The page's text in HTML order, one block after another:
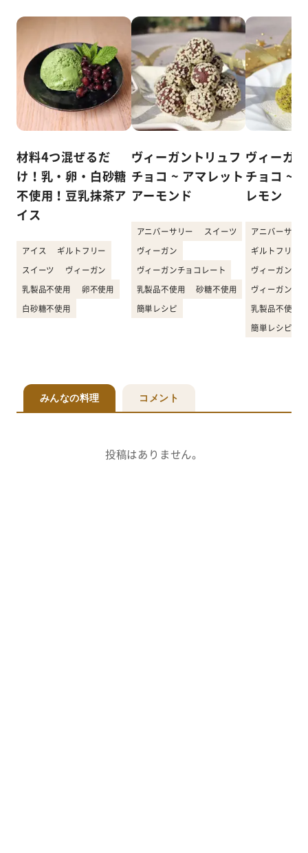
材料4つ混ぜるだ
け！乳・卵・白砂糖
不使用！豆乳抹茶ア
イス
アイス ギルトフリー
スイーツ ヴィーガン
乳製品不使用 卵不使用
白砂糖不使用
ヴィーガントリュフ
チョコ ~ アマレット
アーモンド
アニバーサリー スイーツ
ヴィーガン
ヴィーガンチョコレート
乳製品不使用 砂糖不使用
簡単レシピ
ヴィーガ
チョコ ~
レモン
アニバーサリー
ギルトフリー
ヴィーガン
ヴィーガンチ
乳製品不使用
簡単レシピ
みんなの料理 コメント
投稿はありません。